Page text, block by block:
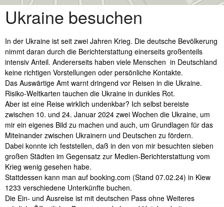
Skip
Ukraine besuchen
In der Ukraine ist seit zwei Jahren Krieg. Die deutsche Bevölkerung
nimmt daran durch die Berichterstattung einerseits großenteils
intensiv Anteil. Andererseits haben viele Menschen in Deutschland
keine richtigen Vorstellungen oder persönliche Kontakte.
Das Auswärtige Amt warnt dringend vor Reisen in die Ukraine.
Risiko-Weltkarten tauchen die Ukraine in dunkles Rot.
Aber ist eine Reise wirklich undenkbar? Ich selbst bereiste
zwischen 10. und 24. Januar 2024 zwei Wochen die Ukraine, um
mir ein eigenes Bild zu machen und auch, um Grundlagen für das
Miteinander zwischen Ukrainern und Deutschen zu fördern.
Dabei konnte ich feststellen, daß in den von mir besuchten sieben
großen Städten im Gegensatz zur Medien-Berichterstattung vom
Krieg wenig gesehen habe.
Stattdessen kann man auf booking.com (Stand 07.02.24) in Kiew
1233 verschiedene Unterkünfte buchen.
Die Ein- und Ausreise ist mit deutschen Pass ohne Weiteres